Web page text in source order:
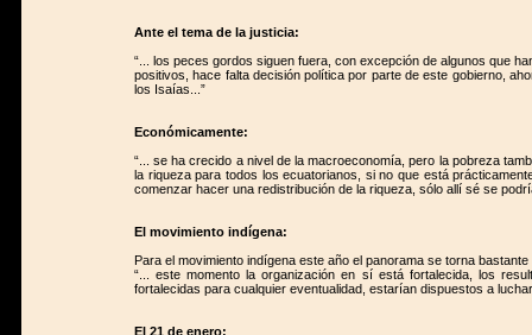
Ante el tema de la justicia:
“... los peces gordos siguen fuera, con excepción de algunos que
positivos, hace falta decisión política por parte de este gobierno,
los Isaías...”
Económicamente:
“... se ha crecido a nivel de la macroeconomía, pero la pobreza
la riqueza para todos los ecuatorianos, si no que está
comenzar hacer una redistribución de la riqueza, sólo allí sé se
El movimiento indígena:
Para el movimiento indígena este año el panorama se torna
“... este momento la organización en sí está fortalecida, los
fortalecidas para cualquier eventualidad, estarían dispuestos a
El 21 de enero: